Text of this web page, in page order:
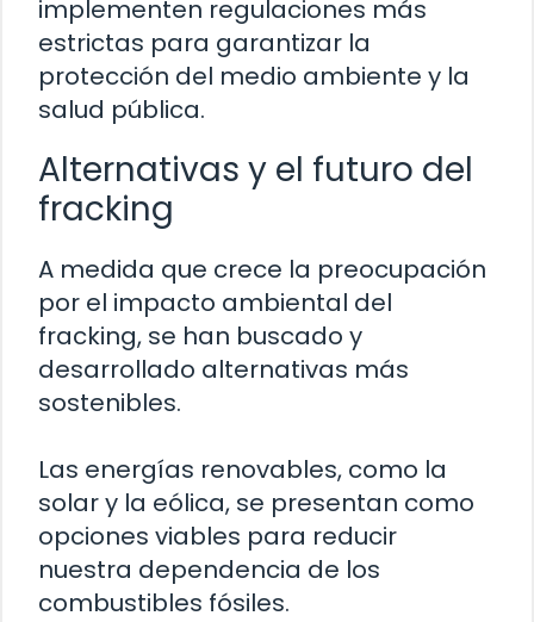
implementen regulaciones más
estrictas para garantizar la
protección del medio ambiente y la
salud pública.
Alternativas y el futuro del
fracking
A medida que crece la preocupación
por el impacto ambiental del
fracking, se han buscado y
desarrollado alternativas más
sostenibles.
Las energías renovables, como la
solar y la eólica, se presentan como
opciones viables para reducir
nuestra dependencia de los
combustibles fósiles.